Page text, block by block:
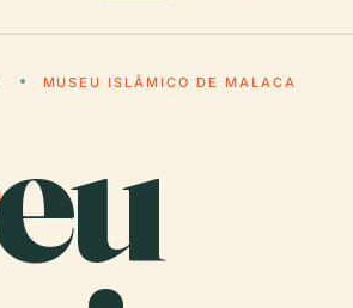
MUSEU ISLÂMICO DE MALACA